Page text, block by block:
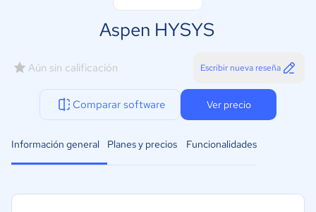
Aspen HYSYS
Aún sin calificación Escribir nueva reseña
Comparar software Ver precio
Información general Planes y precios Funcionalidades